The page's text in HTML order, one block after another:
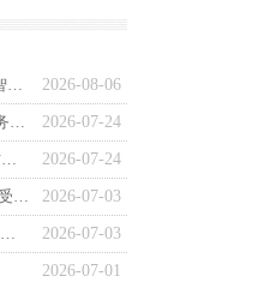
2026-08-06
“新新三样”火遍全球 一图读懂“中国智造”背后的硬核底气
2026-07-24
WAIC观察：AI出海加速扩容 词元服务成新热点
2026-07-24
中共中央 国务院印发《关于加强新时代社会工作的意见》
2026-07-03
中国亚洲经济发展协会会长权顺基接受纪律审查和监察调查
2026-07-03
聚焦前沿 蓄势待发——2026·第二届“智汇运河·智算未来”人工智能创新创业大赛招募
2026-07-01